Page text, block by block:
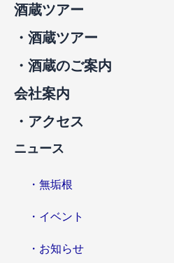
酒蔵ツアー
・酒蔵ツアー
・酒蔵のご案内
会社案内
・アクセス
ニュース
・無垢根
・イベント
・お知らせ